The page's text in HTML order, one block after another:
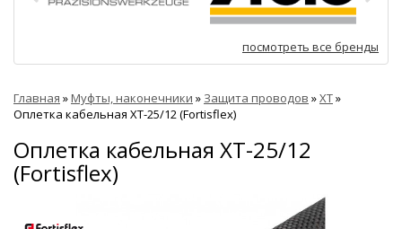
посмотреть все бренды
Главная »Муфты, наконечники » Защита проводов »XT»
Оплетка кабельная XT-25/12 (Fortisflex)
Оплетка кабельная XT-25/12
(Fortisflex)